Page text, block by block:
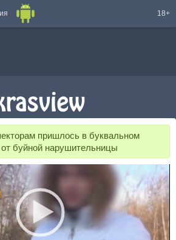
18+
пришлось в буквальном
буйной нарушительницы